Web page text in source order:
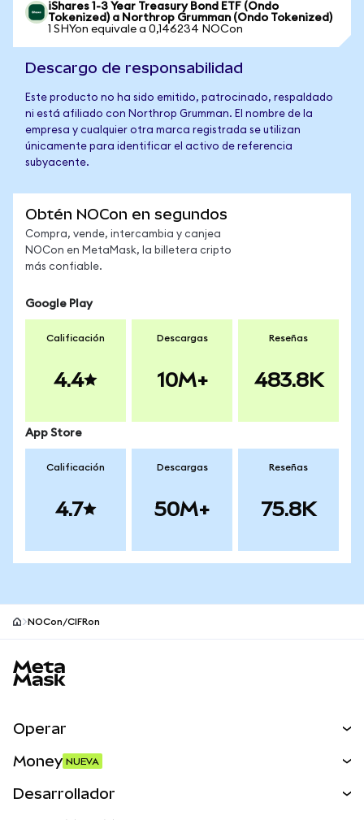
iShares 1-3 Year Treasury Bond ETF (Ondo
Tokenized) a Northrop Grumman (Ondo Tokenized)
1 SHYon equivale a 0,146234 NOCon
Descargo de responsabilidad
Este producto no ha sido emitido, patrocinado, respaldado
ni está afiliado con Northrop Grumman. El nombre de la
empresa y cualquier otra marca registrada se utilizan
únicamente para identificar el activo de referencia
subyacente.
Obtén NOCon en segundos
Compra, vende, intercambia y canjea
NOCon en MetaMask, la billetera cripto
más confiable.
Google Play
Calificación
4.4
Descargas
10M+
Reseñas
483.8K
App Store
Calificación
4.7
Descargas
50M+
Reseñas
75.8K
NOCon/CIFRon
Operar
Money NUEVA
Desarrollador